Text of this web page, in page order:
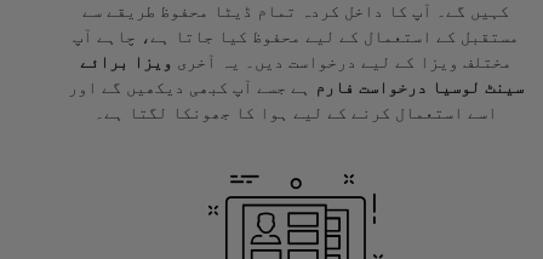
کہیں گے۔ آپ کا داخل کردہ تمام ڈیٹا محفوظ طریقے سے
مستقبل کے استعمال کے لیے محفوظ کیا جاتا ہے، چاہے آپ
مختلف ویزا کے لیے درخواست دیں۔ یہ آخری ویزا برائے
سینٹ لوسیا درخواست فارم
ہے جسے آپ کبھی دیکھیں گے اور
اسے استعمال کرنے کے لیے ہوا کا جھونکا لگتا ہے۔